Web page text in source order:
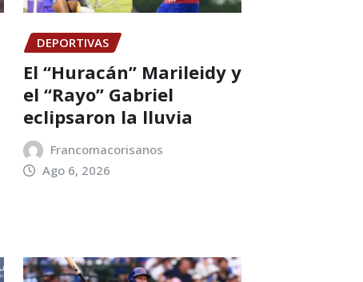
DEPORTIVAS
El “Huracán” Marileidy y
el “Rayo” Gabriel
eclipsaron la lluvia
Francomacorisanos
Ago 6, 2026